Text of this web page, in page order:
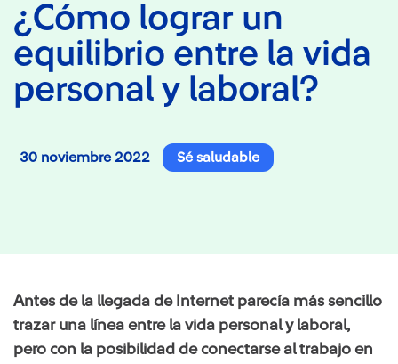
¿Cómo lograr un
equilibrio entre la vida
personal y laboral?
30 noviembre 2022 Sé saludable
Antes de la llegada de Internet parecía más sencillo
trazar una línea entre la vida personal y laboral,
pero con la posibilidad de conectarse al trabajo en